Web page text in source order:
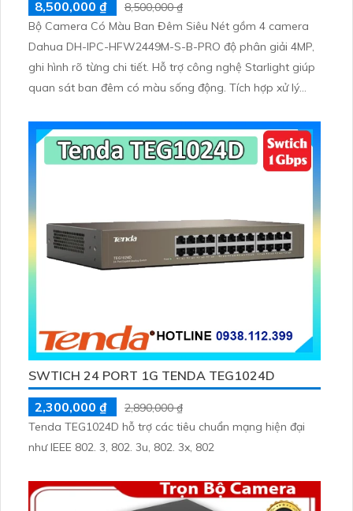
8,500,000 ₫
8,500,000 ₫
Bộ Camera Có Màu Ban Đêm Siêu Nét gồm 4 camera
Dahua DH-IPC-HFW2449M-S-B-PRO độ phân giải 4MP,
ghi hình rõ từng chi tiết. Hỗ trợ công nghệ Starlight giúp
quan sát ban đêm có màu sống động. Tích hợp xử lý
chống nhiễu 3D-DNR, bù sáng AGC và chống ngược
sáng BLC
SWTICH 24 PORT 1G TENDA TEG1024D
2,300,000 ₫
2,890,000 ₫
Tenda TEG1024D hỗ trợ các tiêu chuẩn mạng hiện đại
như IEEE 802. 3, 802. 3u, 802. 3x, 802